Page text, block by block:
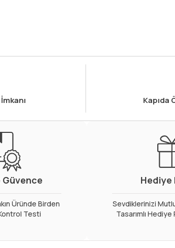
Kapıda
Üründe Birden
Testi
Hediye
Sevdiklerinizi
Tasarımlı